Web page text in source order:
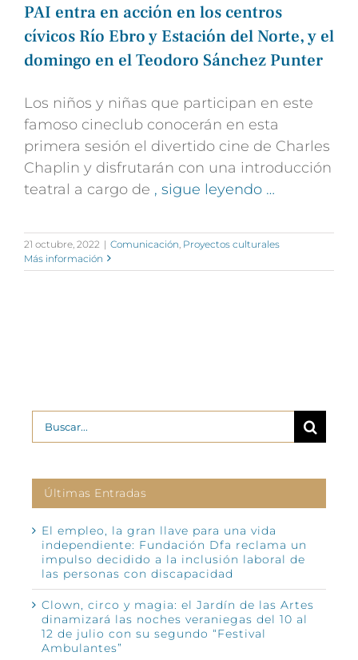
PAI entra en acción en los centros
cívicos Río Ebro y Estación del Norte, y el
domingo en el Teodoro Sánchez Punter
Los niños y niñas que participan en este
famoso cineclub conocerán en esta
primera sesión el divertido cine de Charles
Chaplin y disfrutarán con una introducción
teatral a cargo de , sigue leyendo …
21 octubre, 2022 | Comunicación Proyectos culturales
Más información
Buscar:
Últimas Entradas
El empleo, la gran llave para una vida
independiente: Fundación Dfa reclama un
impulso decidido a la inclusión laboral de
las personas con discapacidad
Clown, circo y magia: el Jardín de las Artes
dinamizará las noches veraniegas del 10 al
12 de julio con su segundo “Festival
Ambulantes”